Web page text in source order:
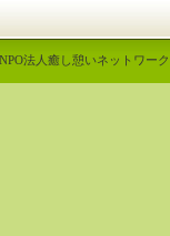
法人癒し憩いネットワー